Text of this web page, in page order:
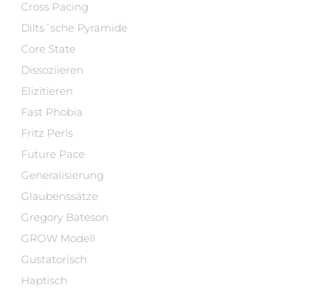
Cross Pacing
Dilts´sche Pyramide
Core State
Dissoziieren
Elizitieren
Fast Phobia
Fritz Perls
Future Pace
Generalisierung
Glaubenssätze
Gregory Bateson
GROW Modell
Gustatorisch
Haptisch